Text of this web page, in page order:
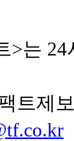
>는
트제